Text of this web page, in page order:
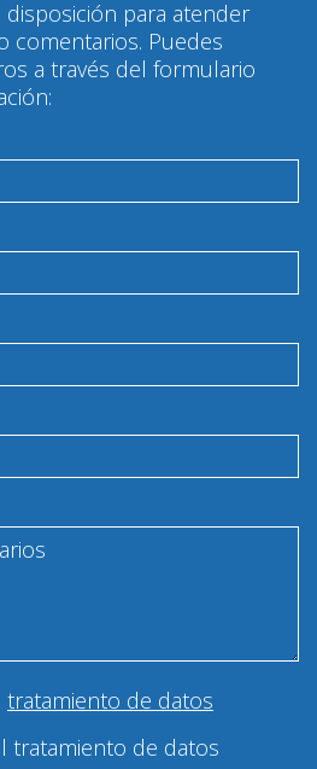
disposición para atender
comentarios. Puedes
a través del formulario
tratamiento de datos
tratamiento de datos